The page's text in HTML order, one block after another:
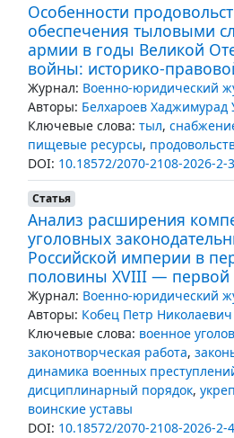
Особенности
обеспечения тыловыми
армии в годы Великой
войны: историко-
Журнал: Военно-юридический
Авторы: Белхароев Хаджимурад
Ключевые слова: тыл,
пищевые ресурсы,
DOI: 10.18572/2070-2108-2026-2-
Статья
Анализ расширения
уголовных
Российской империи в
половины XVIII — первой
Журнал: Военно-юридический
Авторы: Кобец Петр Николаевич
Ключевые слова: военное
законотворческая работа,
динамика военных
дисциплинарный порядок,
воинские уставы
DOI: 10.18572/2070-2108-2026-2-